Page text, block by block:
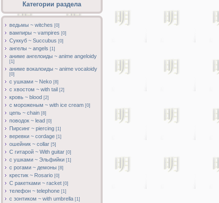
Категории раздела
ведьмы ~ witches [0]
вампиры ~ vampires [0]
Суккуб ~ Succubus [0]
ангелы ~ angels [1]
аниме ангелоиды ~ anime angeloidy
[1]
аниме вокалоиды ~ anime vocaloidy
[0]
с ушками ~ Neko [8]
с хвостом ~ with tail [2]
кровь ~ blood [2]
с мороженым ~ with ice cream [0]
цепь ~ chain [8]
поводок ~ lead [0]
Пирсинг ~ piercing [1]
веревки ~ cordage [1]
ошейник ~ collar [5]
С гитарой ~ With guitar [0]
с ушками ~ Эльфийки [1]
с рогами ~ демоны [8]
крестик ~ Rosario [0]
С ракетками ~ racket [0]
телефон ~ telephone [1]
с зонтиком ~ with umbrella [1]